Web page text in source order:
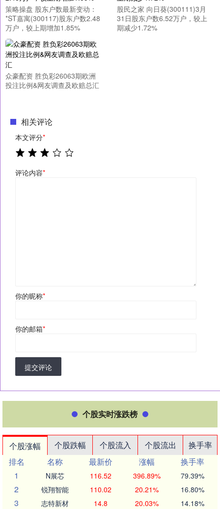
策略操盘 股东户数最新变动：
*ST嘉寓(300117)股东户数2.48
万户，较上期增加1.85%
股民之家 向日葵(300111)3月
31日股东户数6.52万户，较上
期减少1.72%
众豪配资 胜负彩26063期欧洲
投注比例&网友调查及欧赔总汇
相关评论
本文评分*
评论内容*
你的昵称*
你的邮箱*
提交评论
个股实时涨跌榜
个股涨幅 个股跌幅 个股流入 个股流出
换手率
排名
名称 最新价 涨幅
换手率
1
N展芯 116.52 396.89% 79.39%
2 锐翔智能 110.02 20.21% 16.80%
3 志特新材 14.8 20.03% 14.18%